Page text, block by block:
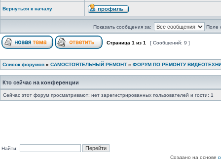
Вернуться к началу
Показать сообщения за: Поле
Страница 1 из 1 [ Сообщений: 9 ]
Список форумов » САМОСТОЯТЕЛЬНЫЙ РЕМОНТ » ФОРУМ ПО РЕМОНТУ
Кто сейчас на конференции
Сейчас этот форум просматривают: нет зарегистрированных пользователей и гости: 1
Найти:
Создано на основе